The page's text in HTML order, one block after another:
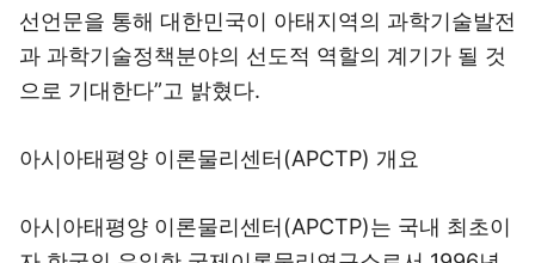
선언문을 통해 대한민국이 아태지역의 과학기술발전
과 과학기술정책분야의 선도적 역할의 계기가 될 것
으로 기대한다”고 밝혔다.
아시아태평양 이론물리센터(APCTP) 개요
아시아태평양 이론물리센터(APCTP)는 국내 최초이